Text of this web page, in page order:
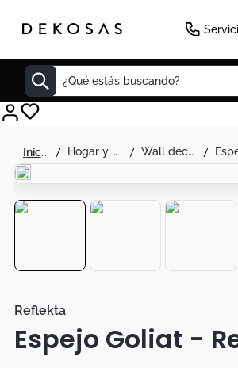
¿Qué estás buscando?
hogar y decoración wall decor
Reflekta
Espejo Goliat -
Decoracion
Botas
Lamparas
Bibliotecas
Duvet